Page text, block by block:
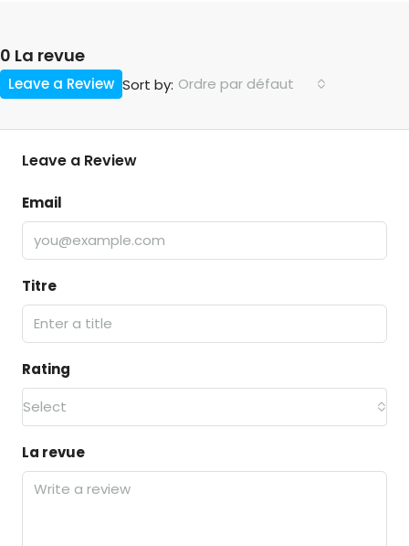
0 La revue
Sort by: Ordre par défaut
Leave a Review
Leave a Review
Email
Titre
Rating
Select
La revue